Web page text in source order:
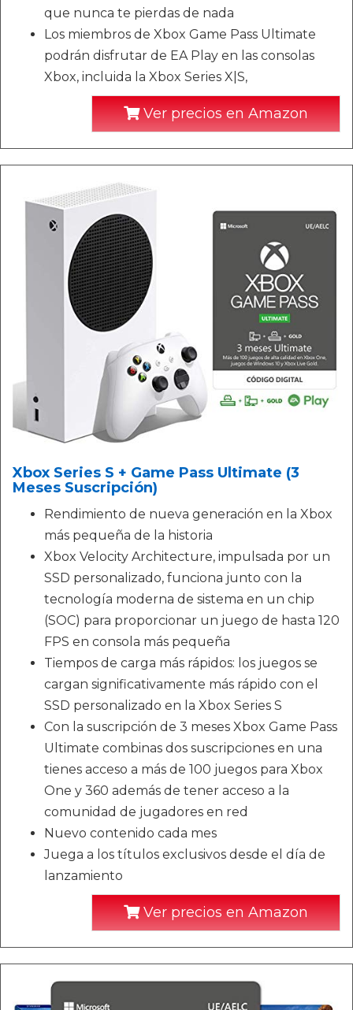
que nunca te pierdas de nada
Los miembros de Xbox Game Pass Ultimate
podrán disfrutar de EA Play en las consolas
Xbox, incluida la Xbox Series X|S,
Ver precios en Amazon
Xbox Series S + Game Pass Ultimate (3
Meses Suscripción)
Rendimiento de nueva generación en la Xbox
más pequeña de la historia
Xbox Velocity Architecture, impulsada por un
SSD personalizado, funciona junto con la
tecnología moderna de sistema en un chip
(SOC) para proporcionar un juego de hasta 120
FPS en consola más pequeña
Tiempos de carga más rápidos: los juegos se
cargan significativamente más rápido con el
SSD personalizado en la Xbox Series S
Con la suscripción de 3 meses Xbox Game Pass
Ultimate combinas dos suscripciones en una
tienes acceso a más de 100 juegos para Xbox
One y 360 además de tener acceso a la
comunidad de jugadores en red
Nuevo contenido cada mes
Juega a los títulos exclusivos desde el día de
lanzamiento
Ver precios en Amazon